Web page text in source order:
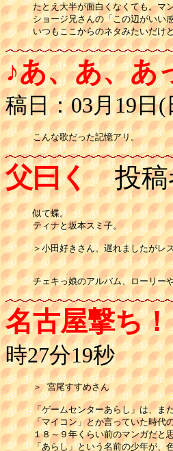
たとえ大半が面白くなくても。マ
ショージ兄さんの「この辺がいい
いつもここからのネタみたいだけ
♪あ、あ、あ
稿日：03月19日
こんな歌だった記憶アリ。
父曰く投稿
似て蝶。
ティナと坂本スミ子。
＞小田好きさん、遅れましたがレ
チェキっ娘のアルバム、ローリー
名古屋撃ち！
時27分19秒
＞ 宮尾すすめさん
「ゲームセンターあらし」は、ま
「マイコン」とか言っていた時代
１８～９年くらい前のマンガだと
「あらし」という名前の少年が